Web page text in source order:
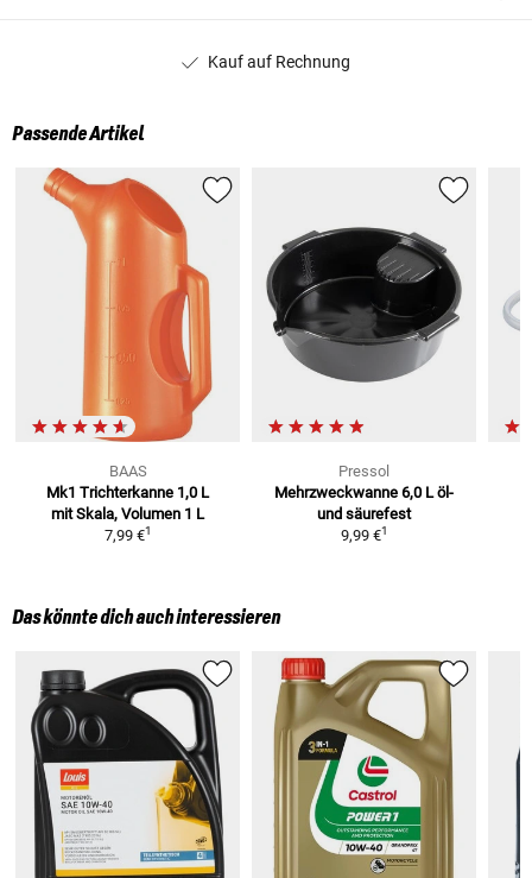
Kauf auf Rechnung
Passende Artikel
BAAS
Mk1 Trichterkanne 1,0 L
mit Skala, Volumen 1 L
7,99 €1
Pressol
Mehrzweckwanne 6,0 L öl-
und säurefest
9,99 €1
Das könnte dich auch interessieren